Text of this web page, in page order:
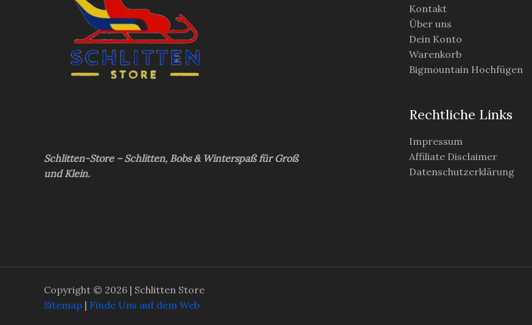
Schlitten-Store – Schlitten, Bobs & Winterspaß für Groß
und Klein.
Kontakt
Über uns
Dein Konto
Warenkorb
Bigmountain Hochfügen
Rechtliche Links
Impressum
Affiliate Disclaimer
Datenschutzerklärung
Copyright © 2026 | Schlitten Store
Sitemap | Finde Uns auf dem Web